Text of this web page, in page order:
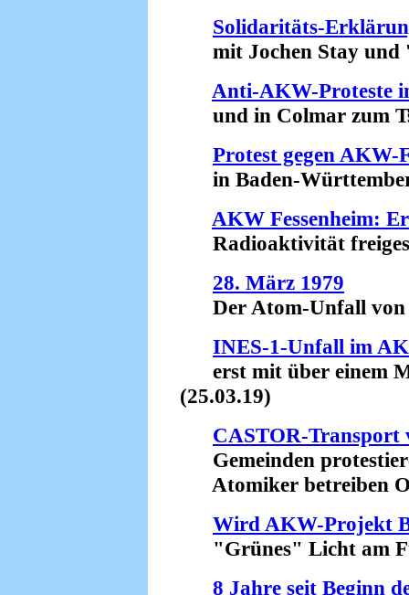
Solidaritäts-
mit Jochen Stay und
Anti-AKW-Proteste
und in Colmar zum
Protest gegen AKW-
in Baden-
AKW Fessenheim:
Radioaktivität
28. März 1979
Der Atom-Unfall von
INES-1-Unfall im
erst mit über einem
(25.03.19)
CASTOR-Transport
Gemeinden
Atomiker betreiben
Wird AKW-Projekt
"Grünes" Licht am
8 Jahre seit Beginn